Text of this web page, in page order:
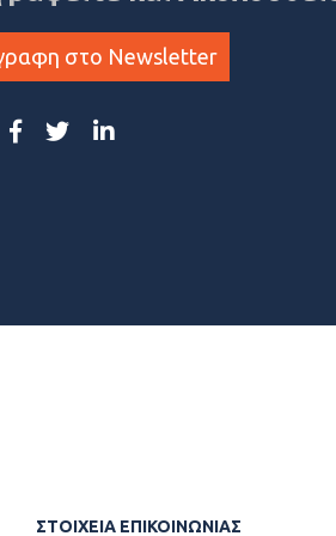
στο Newsletter
ΣΤΟΙΧΕΙΑ ΕΠΙΚΟΙΝΩΝΙΑΣ